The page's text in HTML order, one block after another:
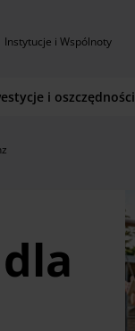
Instytucje i Wspólnoty
i oszczędności